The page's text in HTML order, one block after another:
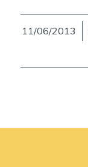
11/06/2013
/